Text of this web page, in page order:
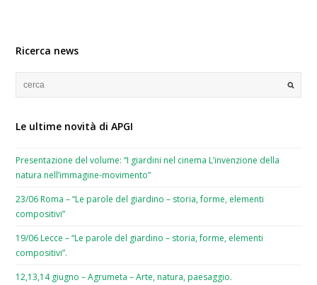
Ricerca news
Le ultime novità di APGI
Presentazione del volume: “I giardini nel cinema L’invenzione della
natura nell’immagine-movimento”
23/06 Roma – “Le parole del giardino – storia, forme, elementi
compositivi”
19/06 Lecce – “Le parole del giardino – storia, forme, elementi
compositivi”.
12,13,14 giugno – Agrumeta – Arte, natura, paesaggio.